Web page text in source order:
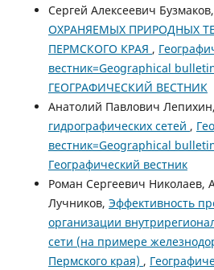
Сергей Алексеевич Бузмаков,
ОХРАНЯЕМЫХ ПРИРОДНЫХ
ПЕРМСКОГО КРАЯ ,
вестник=Geographical
ГЕОГРАФИЧЕСКИЙ ВЕСТНИК
Анатолий Павлович Лепихин,
гидрографических сетей ,
вестник=Geographical
Географический вестник
Роман Сергеевич Николаев,
Лучников, Эффективность
организации
сети (на примере
Пермского края) ,